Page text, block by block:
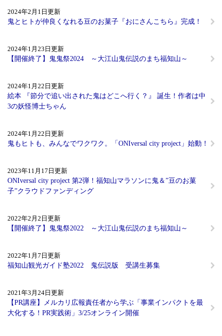
2024年2月1日更新
鬼とヒトが仲良くなれる豆のお菓子『おにさんこちら』完成！
2024年1月23日更新
【開催終了】鬼鬼祭2024 ～大江山鬼伝説のまち福知山～
2024年1月22日更新
絵本 『節分で追い出された鬼はどこへ行く？』 誕生！作者は中
3の妖怪博士ちゃん
2024年1月22日更新
鬼もヒトも、みんなでワクワク。「ONIversal city project」始動！
2023年11月17日更新
ONIversal city project 第2弾！福知山マラソンに鬼＆”豆のお菓
子”クラウドファンディング
2022年2月2日更新
【開催終了】鬼鬼祭2022 ～大江山鬼伝説のまち福知山～
2022年1月7日更新
福知山観光ガイド塾2022 鬼伝説版 受講生募集
2021年3月24日更新
【PR講座】メルカリ広報責任者から学ぶ「事業インパクトを最
大化する！PR実践術」3/25オンライン開催